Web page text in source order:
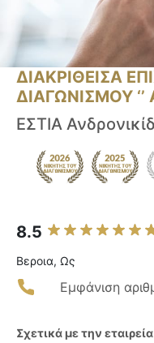
ΔΙΑΚΡΙΘΕΙΣΑ
ΔΙΑΓΩΝΙΣΜΟΥ ‘’
ΕΣΤΙΑ
8.5
Βεροια, Ως
Εμφάνιση
Σχετικά με την